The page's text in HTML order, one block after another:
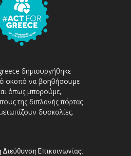
δημιουργήθηκε
σκοπό να βοηθήσουμε
όπως μπορούμε,
της διπλανής πόρτας
δυσκολίες.
Διεύθυνση Επικοινωνίας: